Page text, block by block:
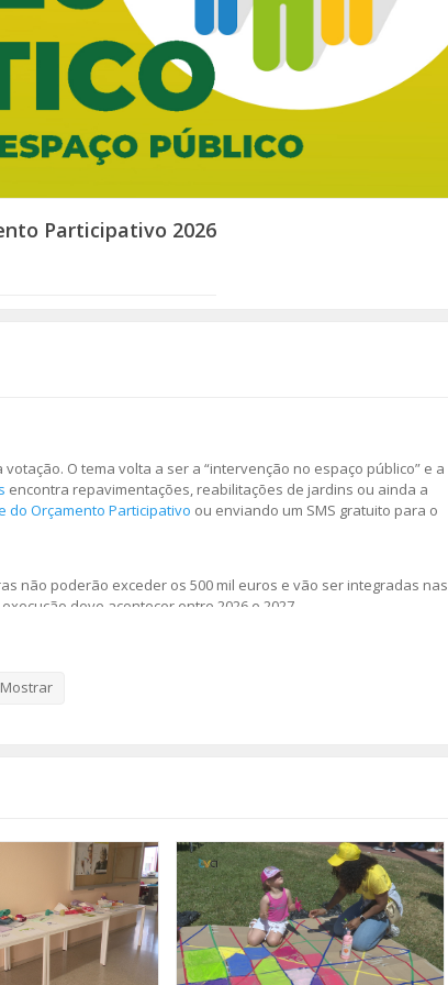
Participativo 2026
O tema volta a ser a “intervenção no espaço público” e a
encontra repavimentações, reabilitações de jardins ou ainda a
do Orçamento Participativo ou enviando um SMS gratuito para o
não poderão exceder os 500 mil euros e vão ser integradas nas
deve acontecer entre 2026 e 2027.
Mostrar